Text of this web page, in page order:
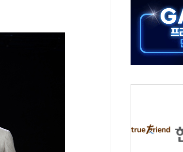
李대통령, 'ISA·주가누르기 방지법' 전면 재검토 지시